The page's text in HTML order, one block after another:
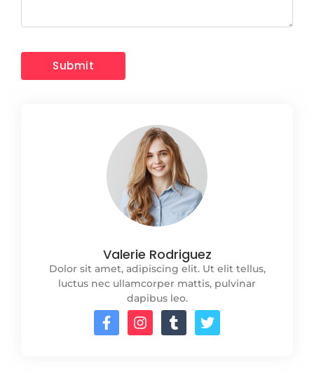
Valerie Rodriguez
Dolor sit amet, adipiscing elit. Ut elit tellus,
luctus nec ullamcorper mattis, pulvinar
dapibus leo.